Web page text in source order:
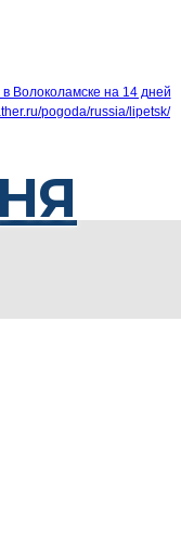
Волоколамске на 14 дней
pogoda/russia/lipetsk/